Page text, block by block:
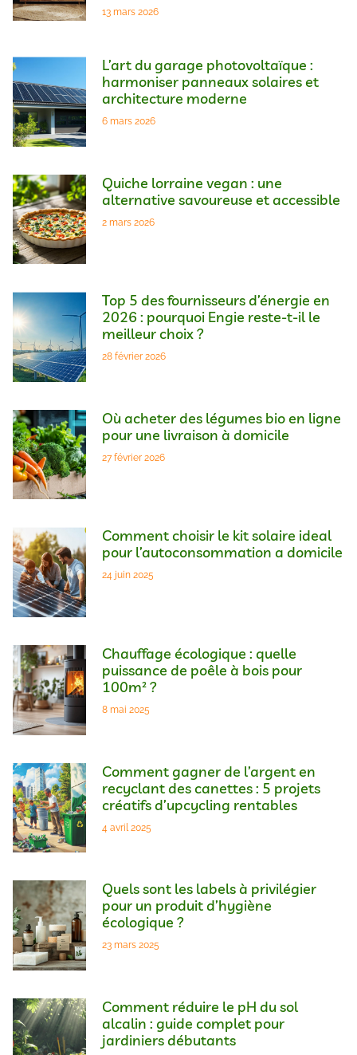
13 mars 2026
L’art du garage photovoltaïque :
harmoniser panneaux solaires et
architecture moderne
6 mars 2026
Quiche lorraine vegan : une
alternative savoureuse et accessible
2 mars 2026
Top 5 des fournisseurs d’énergie en
2026 : pourquoi Engie reste-t-il le
meilleur choix ?
28 février 2026
Où acheter des légumes bio en ligne
pour une livraison à domicile
27 février 2026
Comment choisir le kit solaire ideal
pour l’autoconsommation a domicile
24 juin 2025
Chauffage écologique : quelle
puissance de poêle à bois pour
100m² ?
8 mai 2025
Comment gagner de l’argent en
recyclant des canettes : 5 projets
créatifs d’upcycling rentables
4 avril 2025
Quels sont les labels à privilégier
pour un produit d’hygiène
écologique ?
23 mars 2025
Comment réduire le pH du sol
alcalin : guide complet pour
jardiniers débutants